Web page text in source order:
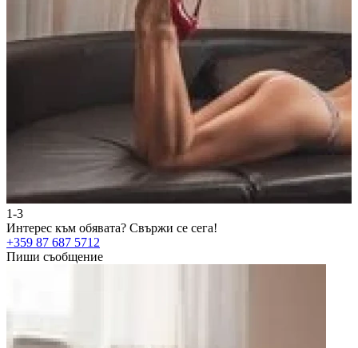
1-3
Интерес към обявата? Свържи се сега!
+359 87 687 5712
Пиши съобщение